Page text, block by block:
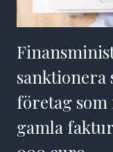
sanktionera
företag
gamla